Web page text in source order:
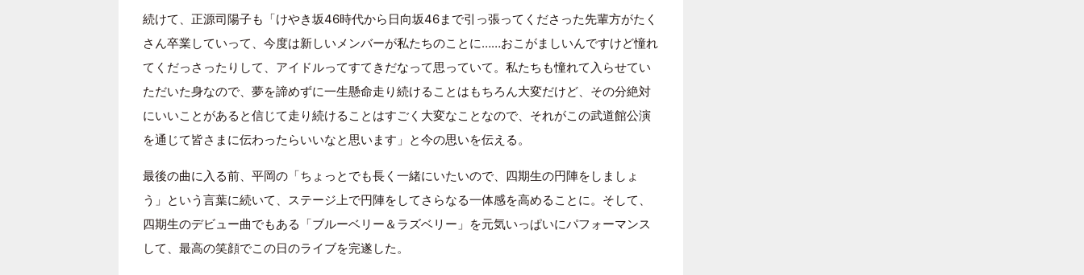
続けて、正源司陽子も「けやき坂46時代から日向坂46まで引っ張ってくださった先輩方がたく
さん卒業していって、今度は新しいメンバーが私たちのことに……おこがましいんですけど憧れ
てくだっさったりして、アイドルってすてきだなって思っていて。私たちも憧れて入らせてい
ただいた身なので、夢を諦めずに一生懸命走り続けることはもちろん大変だけど、その分絶対
にいいことがあると信じて走り続けることはすごく大変なことなので、それがこの武道館公演
を通じて皆さまに伝わったらいいなと思います」と今の思いを伝える。
最後の曲に入る前、平岡の「ちょっとでも長く一緒にいたいので、四期生の円陣をしましょ
う」という言葉に続いて、ステージ上で円陣をしてさらなる一体感を高めることに。そして、
四期生のデビュー曲でもある「ブルーベリー＆ラズベリー」を元気いっぱいにパフォーマンス
して、最高の笑顔でこの日のライブを完遂した。